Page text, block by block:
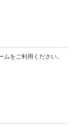
をご利用ください。